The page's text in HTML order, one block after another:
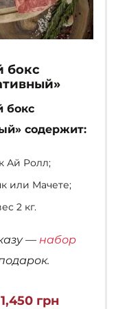
бокс
бокс
содержит:
Ай Ролл;
или Мачете;
2 кг.
—набор
Первоначальная
1,450 грн